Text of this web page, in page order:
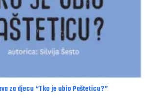
za djecu “Tko je ubio Pašteticu?”